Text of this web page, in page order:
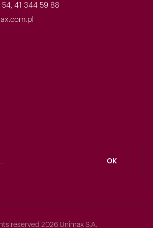
54, 41 344 59 88
reserved 2026 Unimax S.A.